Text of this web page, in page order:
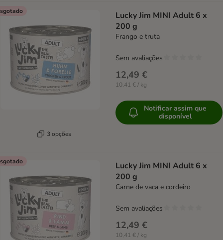
3 opções
Lucky Jim MINI Adult 6 x
200 g
Frango e truta
12,49 €
10,41 € / kg
Sem avaliações
Notificar assim que
disponível
Lucky Jim MINI Adult 6 x
200 g
Carne de vaca e cordeiro
12,49 €
10,41 € / kg
Sem avaliações